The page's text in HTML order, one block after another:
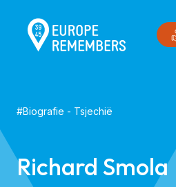
#Biografie - Tsjechië
Richard Smola